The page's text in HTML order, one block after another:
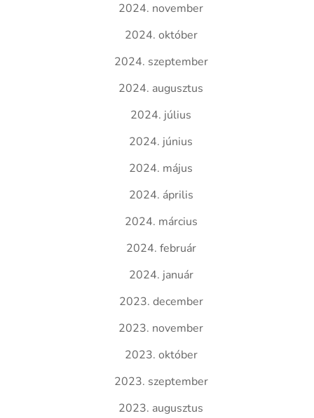
2024. november
2024. október
2024. szeptember
2024. augusztus
2024. július
2024. június
2024. május
2024. április
2024. március
2024. február
2024. január
2023. december
2023. november
2023. október
2023. szeptember
2023. augusztus